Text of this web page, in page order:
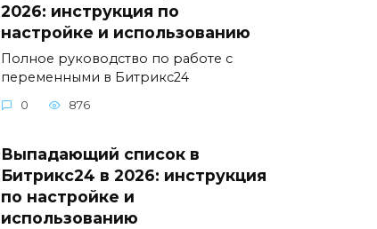
2026: инструкция по
настройке и использованию
Полное руководство по работе с
переменными в Битрикс24
0 876
Выпадающий список в
Битрикс24 в 2026: инструкция
по настройке и
использованию